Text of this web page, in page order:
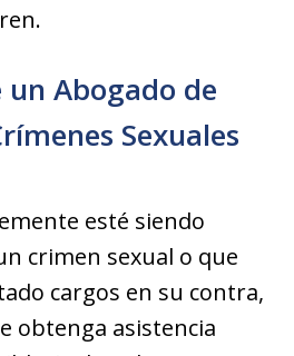
un Abogado de
Sexuales
esté siendo
crimen sexual o que
cargos en su contra,
obtenga asistencia